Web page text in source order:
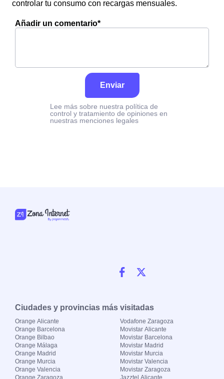
controlar tu consumo con recargas mensuales.
Añadir un comentario*
Enviar
Lee más sobre nuestra política de
control y tratamiento de opiniones en
nuestras menciones legales
Ciudades y provincias más visitadas
Orange Alicante
Orange Barcelona
Orange Bilbao
Orange Málaga
Orange Madrid
Orange Murcia
Orange Valencia
Orange Zaragoza
Vodafone Zaragoza
Movistar Alicante
Movistar Barcelona
Movistar Madrid
Movistar Murcia
Movistar Valencia
Movistar Zaragoza
Jazztel Alicante